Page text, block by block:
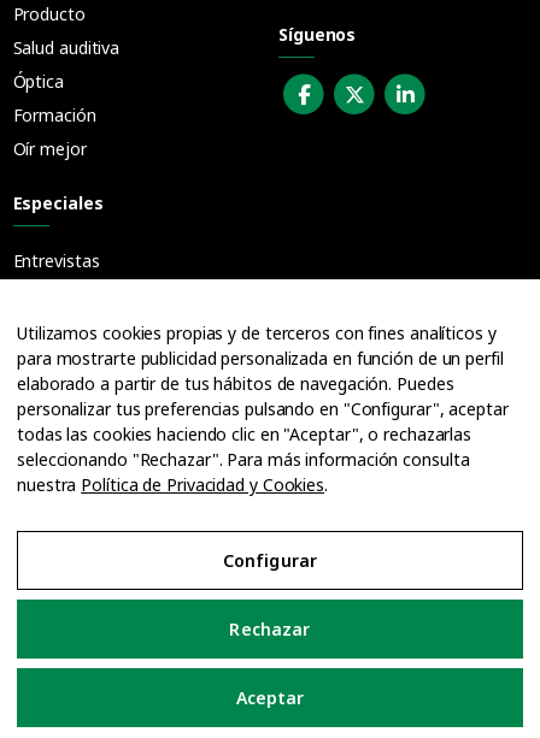
Producto
Salud auditiva
Óptica
Formación
Oír mejor
Especiales
Entrevistas
Cuadernos
Ofertas de empleo
Síguenos
Utilizamos cookies propias y de terceros con fines analíticos y
para mostrarte publicidad personalizada en función de un perfil
elaborado a partir de tus hábitos de navegación. Puedes
personalizar tus preferencias pulsando en "Configurar", aceptar
todas las cookies haciendo clic en "Aceptar", o rechazarlas
seleccionando "Rechazar". Para más información consulta
nuestra Política de Privacidad y Cookies.
Configurar
Rechazar
Aceptar
Aviso Legal
Política de Privacidad y Cookies
Configurar